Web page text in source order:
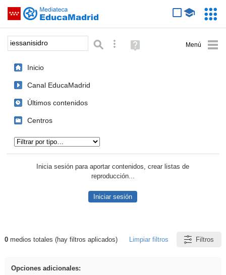
Saltar navegación
Palabra o frase: Búsqueda avanzada
Ayuda
(en
Inicio
Canal EducaMadrid
Últimos contenidos
Centros
Inicia sesión para aportar contenidos, crear listas de
reproducción...
Iniciar sesión
Resultados de: iessanisidro
0medios totales (hay filtros aplicados) Limpiar filtros Filtros
Opciones adicionales: